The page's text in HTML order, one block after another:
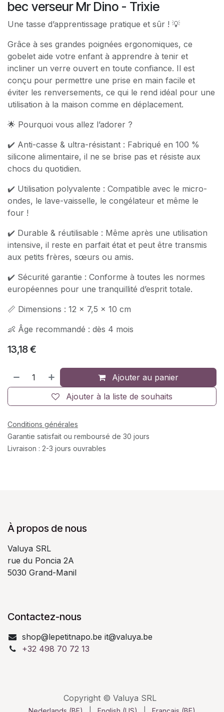
bec verseur Mr Dino - Trixie
Une tasse d’apprentissage pratique et sûr ! 💡
Grâce à ses grandes poignées ergonomiques, ce
gobelet aide votre enfant à apprendre à tenir et
incliner un verre ouvert en toute confiance. Il est
conçu pour permettre une prise en main facile et
éviter les renversements, ce qui le rend idéal pour une
utilisation à la maison comme en déplacement.
🌟 Pourquoi vous allez l’adorer ?
✔️ Anti-casse & ultra-résistant : Fabriqué en 100 %
silicone alimentaire, il ne se brise pas et résiste aux
chocs du quotidien.
✔️ Utilisation polyvalente : Compatible avec le micro-
ondes, le lave-vaisselle, le congélateur et même le
four !
✔️ Durable & réutilisable : Même après une utilisation
intensive, il reste en parfait état et peut être transmis
aux petits frères, sœurs ou amis.
✔️ Sécurité garantie : Conforme à toutes les normes
européennes pour une tranquillité d’esprit totale.
📏 Dimensions : 12 x 7,5 x 10 cm
👶 Âge recommandé : dès 4 mois
13,18€
Ajouter au panier
Ajouter à la liste de souhaits
Conditions générales
Garantie satisfait ou remboursé de 30 jours
Livraison : 2-3 jours ouvrables
À propos de nous
Valuya SRL
rue du Poncia 2A
5030 Grand-Manil
Contactez-nous
shop@lepetitnapo.be it@valuya.be
+32 498 70 72 13
Copyright © Valuya SRL